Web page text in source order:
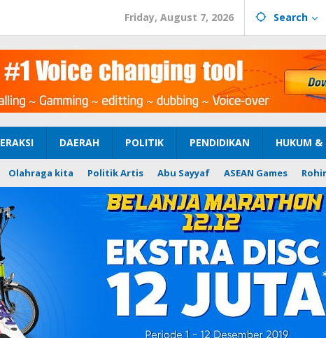
Friday, August 7, 2026 Search
DAERAH POLITIK PENDIDIKAN HUKUM &
Olahraga kita Politik Artis Abu Sayyaf ASEAN Games